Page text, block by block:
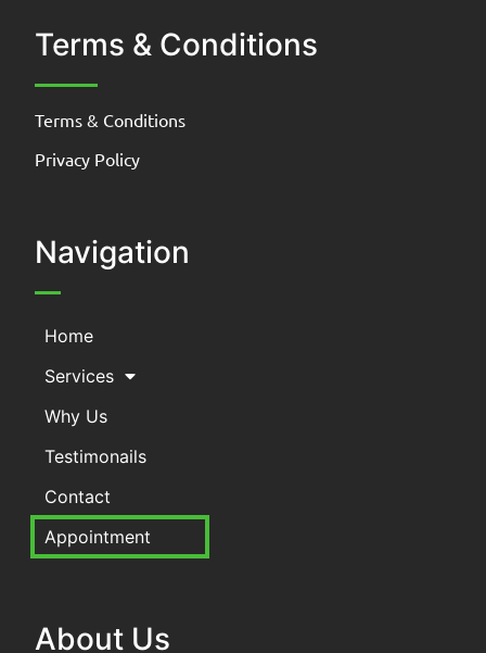
Terms & Conditions
Terms & Conditions
Privacy Policy
Navigation
Home
Services
Why Us
Testimonails
Contact
Appointment
About Us